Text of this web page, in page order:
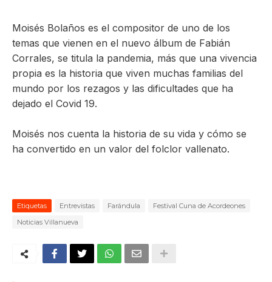
Moisés Bolaños es el compositor de uno de los
temas que vienen en el nuevo álbum de Fabián
Corrales, se titula la pandemia, más que una vivencia
propia es la historia que viven muchas familias del
mundo por los rezagos y las dificultades que ha
dejado el Covid 19.
Moisés nos cuenta la historia de su vida y cómo se
ha convertido en un valor del folclor vallenato.
Etiquetas Entrevistas Farándula
Festival Cuna de Acordeones
Noticias Villanueva